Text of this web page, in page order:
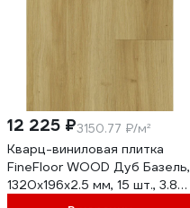
12 225 ₽3150.77 ₽/м²
Кварц-виниловая плитка
FineFloor WOOD Дуб Базель,
1320х196х2.5 мм, 15 шт., 3.88
кв. м FF 1421